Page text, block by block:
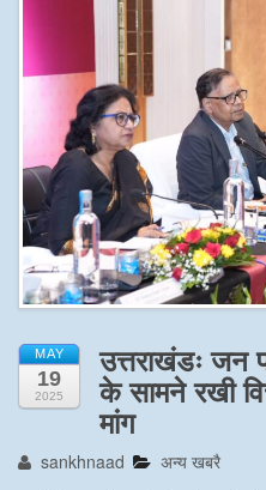
MAY
19
2025
उत्तराखंडः जन
के सामने रखी
मांग
sankhnaad अन्य खबरै